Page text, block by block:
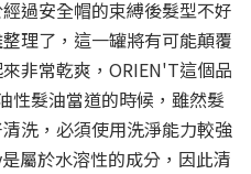
過安全帽的束縛後髮型不好
理了，這一罐將有可能顛覆
非常乾爽，ORIEN'T這個品
性髮油當道的時候，雖然髮
洗，必須使用洗淨能力較強
屬於水溶性的成分，因此清